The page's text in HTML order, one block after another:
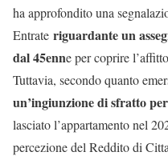
ha approfondito una
Entrate riguardante un
dal 45enne per coprire
Tuttavia, secondo quanto
un’ingiunzione di sfratto
lasciato l’appartamento nel
percezione del Reddito di